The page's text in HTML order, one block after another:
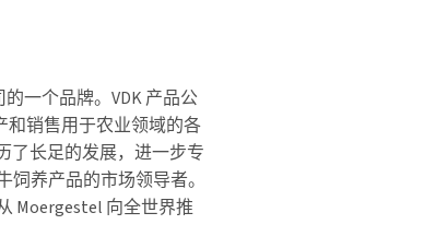
的一个品牌。VDK 产品公
和销售用于农业领域的各
了长足的发展，进一步专
养产品的市场领导者。
Moergestel 向全世界推